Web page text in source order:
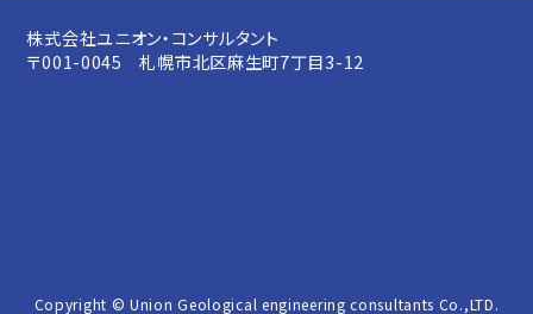
株式会社ユニオン・コンサルタント
〒001-0045 札幌市北区麻生町7丁目3-12
Copyright © Union Geological engineering consultants Co.,LTD.